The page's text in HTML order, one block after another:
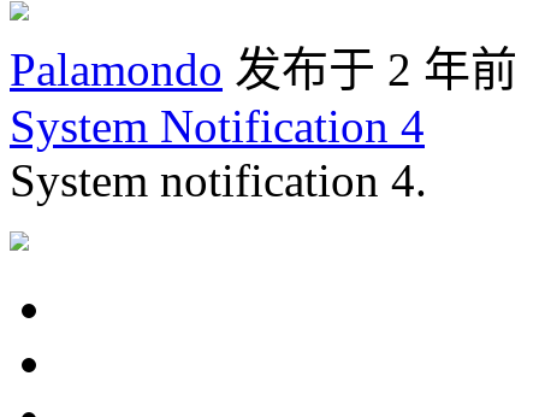
Palamondo 发布于 2 年前
System Notification 4
System notification 4.